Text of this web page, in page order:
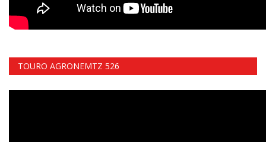
TOURO AGRONEMTZ 526